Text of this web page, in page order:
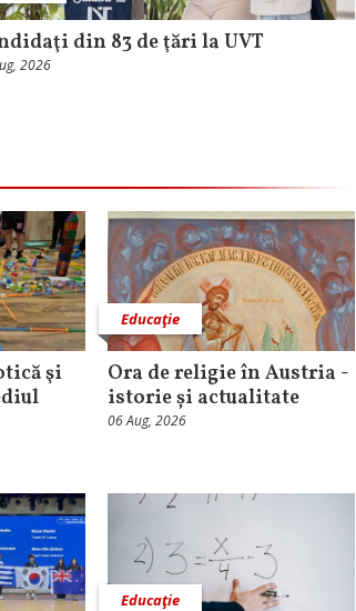
din 83 de ţări la UVT
2026
şi
Educaţie
Ora de religie în Austria -
istorie și actualitate
06 Aug, 2026
Educaţie